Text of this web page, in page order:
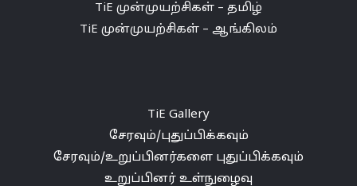
TiE முன்முயற்சிகள் – தமிழ்
TiE முன்முயற்சிகள் – ஆங்கிலம்
TiE Gallery
சேரவும்/புதுப்பிக்கவும்
சேரவும்/உறுப்பினர்களை புதுப்பிக்கவும்
உறுப்பினர் உள்நுழைவு